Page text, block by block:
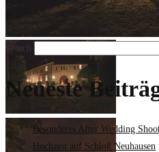
Search
Neueste
Besonderes After Wedding
Hochzeit auf Schloß Neuhausen